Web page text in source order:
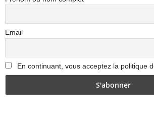
Email
En continuant, vous acceptez la politique